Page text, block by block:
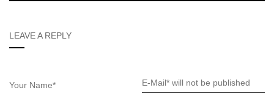
LEAVE A REPLY